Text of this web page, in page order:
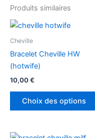
Produits similaires
Cheville
Bracelet Cheville HW
(hotwife)
10,00€
Choix des options